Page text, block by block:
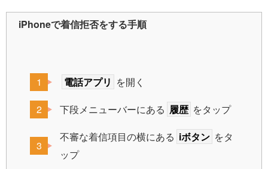
iPhoneで着信拒否をする手順
電話アプリ を開く
下段メニューバーにある 履歴 をタップ
不審な着信項目の横にある iボタン をタ
ップ